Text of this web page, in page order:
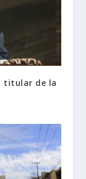
titular de la